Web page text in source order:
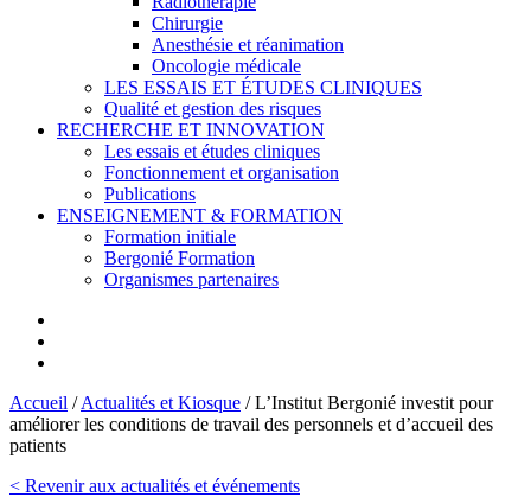
Chirurgie
Anesthésie et réanimation
Oncologie médicale
LES ESSAIS ET ÉTUDES CLINIQUES
Qualité et gestion des risques
RECHERCHE ET INNOVATION
Les essais et études cliniques
Fonctionnement et organisation
Publications
ENSEIGNEMENT & FORMATION
Formation initiale
Bergonié Formation
Organismes partenaires
Accueil /Actualités et Kiosque /L’Institut Bergonié investit pour
améliorer les conditions de travail des personnels et d’accueil des
patients
< Revenir aux actualités et événements